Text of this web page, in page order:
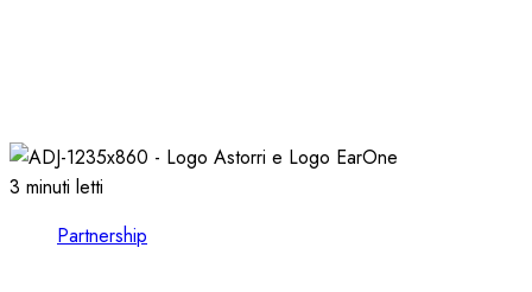
3 minuti letti
Partnership